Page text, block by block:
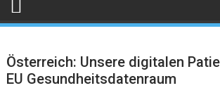
Österreich: Unsere digitalen
EU Gesundheitsdatenraum